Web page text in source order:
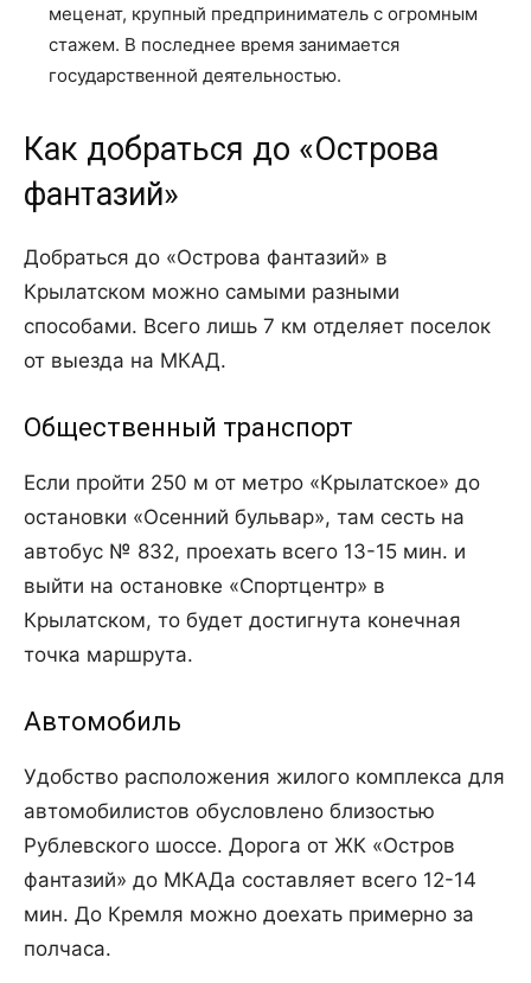
меценат, крупный предприниматель с огромным
стажем. В последнее время занимается
государственной деятельностью.
Как добраться до «Острова
фантазий»
Добраться до «Острова фантазий» в
Крылатском можно самыми разными
способами. Всего лишь 7 км отделяет поселок
от выезда на МКАД.
Общественный транспорт
Если пройти 250 м от метро «Крылатское» до
остановки «Осенний бульвар», там сесть на
автобус № 832, проехать всего 13-15 мин. и
выйти на остановке «Спортцентр» в
Крылатском, то будет достигнута конечная
точка маршрута.
Автомобиль
Удобство расположения жилого комплекса для
автомобилистов обусловлено близостью
Рублевского шоссе. Дорога от ЖК «Остров
фантазий» до МКАДа составляет всего 12-14
мин. До Кремля можно доехать примерно за
полчаса.